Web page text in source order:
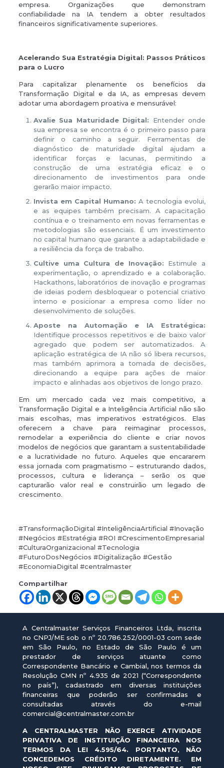
empresa. Organizações que demonstram
confiabilidade na IA tendem a obter resultados
financeiros significativamente superiores.
Acelerando Sua Estratégia Digital: Passos Práticos
para o Lucro
Para capitalizar plenamente os benefícios da
Transformação Digital e da IA, as empresas devem
adotar uma abordagem proativa e mensurável:
Avalie Sua Maturidade Digital: Entender onde
sua empresa se encontra é o primeiro passo para
definir o caminho a seguir. Ferramentas de
diagnóstico de maturidade digital ajudam a
identificar forças e lacunas, permitindo a
construção de uma estratégia eficaz e o
direcionamento de investimentos para onde
gerarão maior impacto.
Invista em Capital Humano: A tecnologia evolui,
e as equipes também precisam. A capacitação
contínua e o treinamento em novas ferramentas e
metodologias são essenciais. É um investimento
no capital humano que garante a adaptabilidade e
a resiliência da força de trabalho.
Cultive uma Cultura de Inovação: Estimule a
experimentação, o aprendizado e a colaboração.
Hackathons, laboratórios de inovação e programas
de ideias podem desbloquear o potencial criativo
interno e posicionar a empresa como líder no
desenvolvimento de soluções.
Aposte na Automação e IA Estratégica:
Identifique processos repetitivos e de baixo valor
agregado que podem ser automatizados. A
aplicação estratégica de IA não só libera recursos,
mas também aprimora a tomada de decisões,
direcionando a equipe para ações de maior
impacto e alinhadas aos objetivos de longo prazo.
Em um mercado cada vez mais competitivo, a
Transformação Digital e a Inteligência Artificial não são
mais escolhas, mas imperativos estratégicos. Elas
oferecem a chave para reimaginar processos,
remodelar a experiência do cliente e criar novos
modelos de negócios que garantam a sustentabilidade
e a lucratividade no futuro. Aqueles que encararem
essa jornada com pragmatismo – estruturando dados,
processos, cultura e liderança – serão os que
capturarão valor real e construirão um legado de
crescimento.
#TransformaçãoDigital #InteligênciaArtificial #Inovação
#Negócios #Estratégia #ROI #CrescimentoEmpresarial
#CulturaOrganizacional #Tecnologia
#FuturoDosNegócios #Digitalização #Gestão
#EconomiaDigital #centralmaster
Compartilhar
A Centralmaster Serviços Financeiros Ltda, inscrita
no CNPJ/ME sob o nº 20.786.252/0001-03 com sede
em São Paulo, no Estado de São Paulo é um
prestador de serviços atuante como
Correspondente Bancário e Cambial, nos termos da
Resolução CMN nº 4.935 de 2021 (“Correspondente
no país”), cadastrado em diversas instituições
financeiras que poderão ser confirmadas e
consultadas através do e-mail
comercial@centralmaster.com.br
A CENTRALMASTER NÃO EXERCE ATIVIDADE
PRIVATIVA DE INSTITUIÇÃO FINANCEIRA NOS
TERMOS DA LEI 4.595/64. PORTANTO, NÃO
CONCEDEMOS CRÉDITO DIRETAMENTE. EM